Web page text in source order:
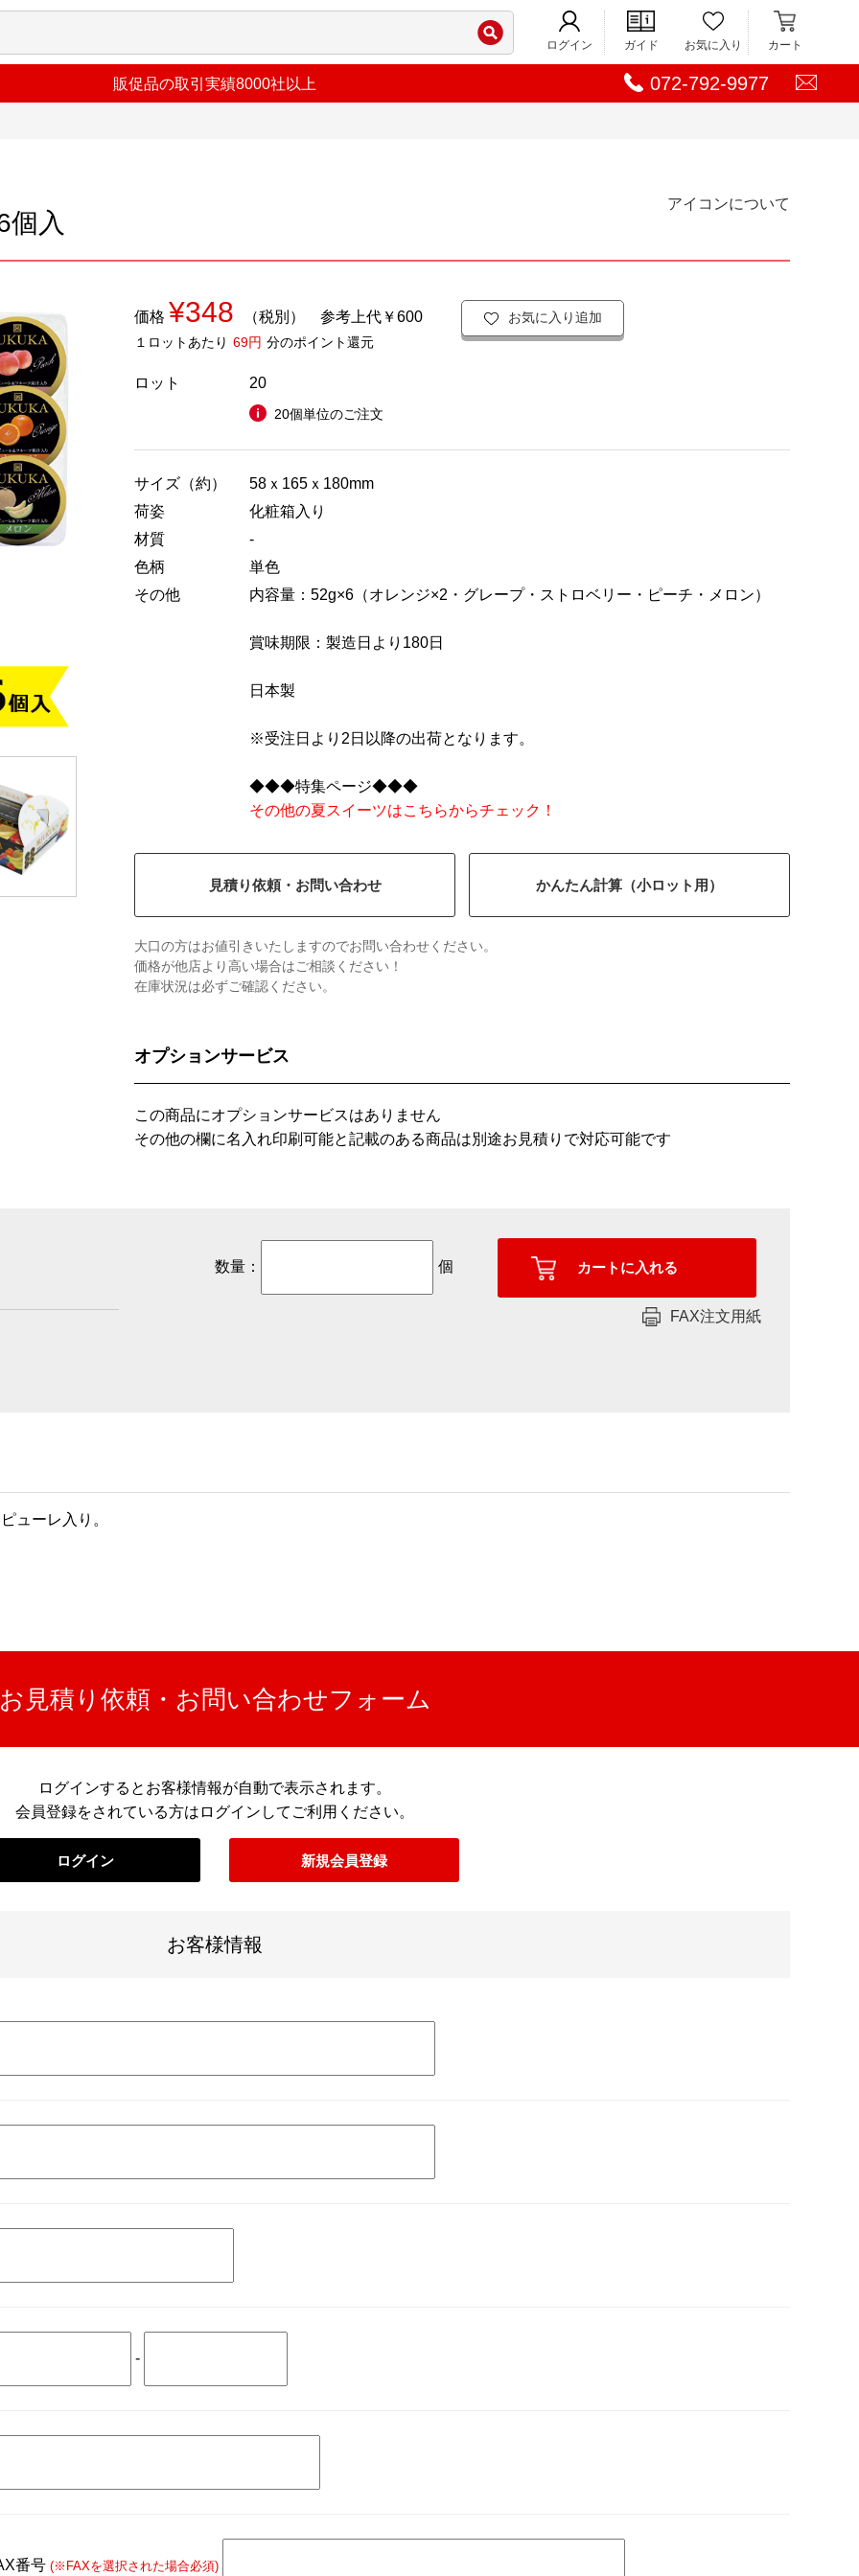
ログイン ガイド お気に入り カート
072-792-9977
販促品の取引実績8000社以上
入
アイコンについて
価格 ¥348 （税別） 参考上代￥600
１ロットあたり 69円 分のポイント還元
お気に入り追加
ロット 20
20個単位のご注文
サイズ（約）
58ｘ165ｘ180mm
荷姿
化粧箱入り
材質
-
色柄
単色
その他
内容量：52g×6（オレンジ×2・グレープ・ストロベリー・ピーチ・メロン）
賞味期限：製造日より180日
日本製
※受注日より2日以降の出荷となります。
◆◆◆特集ページ◆◆◆
その他の夏スイーツはこちらからチェック！
見積り依頼・お問い合わせ かんたん計算（小ロット用）
大口の方はお値引きいたしますのでお問い合わせください。
価格が他店より高い場合はご相談ください！
在庫状況は必ずご確認ください。
オプションサービス
この商品にオプションサービスはありません
その他の欄に名入れ印刷可能と記載のある商品は別途お見積りで対応可能です
数量： 個
FAX注文用紙
ューレ入り。
見積り依頼・お問い合わせフォーム
ログインするとお客様情報が自動で表示されます。
会員登録をされている方はログインしてご利用ください。
ログイン 新規会員登録
お客様情報
-
番号 (※FAXを選択された場合必須)